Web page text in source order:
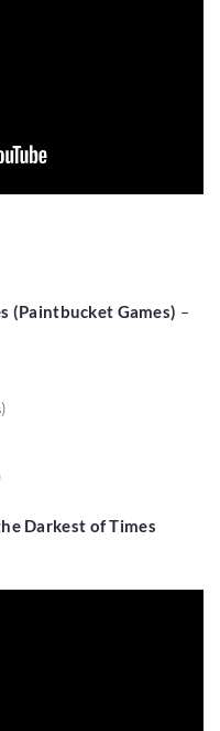
(Paintbucket Games) –
Darkest of Times